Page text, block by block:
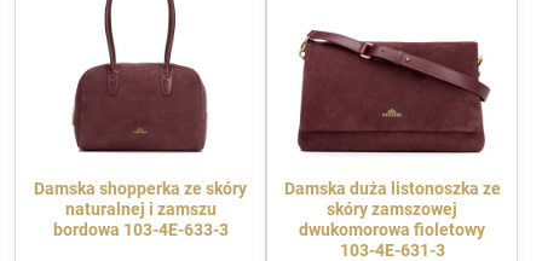
Damska shopperka ze skóry
naturalnej i zamszu
bordowa 103-4E-633-3
Damska duża listonoszka ze
skóry zamszowej
dwukomorowa fioletowy
103-4E-631-3